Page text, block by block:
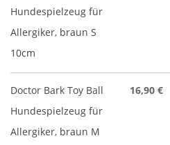
Hundespielzeug für
Allergiker, braun S
10cm
Doctor Bark Toy Ball
Hundespielzeug für
Allergiker, braun M
16,90 €